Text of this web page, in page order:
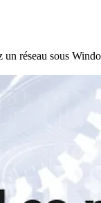
un réseau sous